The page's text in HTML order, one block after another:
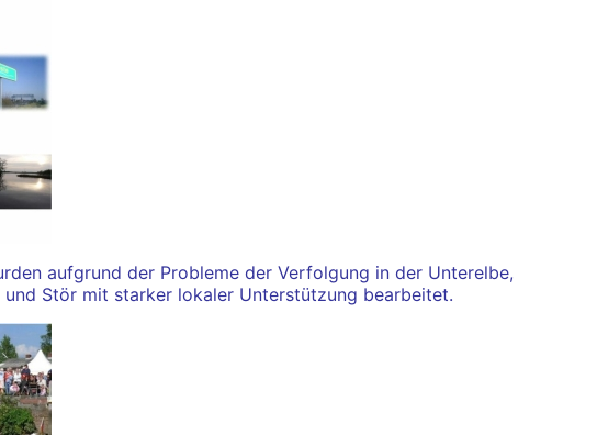
aufgrund der Probleme der Verfolgung in der Unterelbe,
Stör mit starker lokaler Unterstützung bearbeitet.